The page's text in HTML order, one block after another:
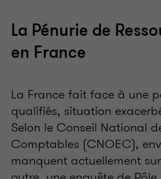
La Pénurie de
en France
La France fait face à une
qualifiés, situation
Selon le Conseil National
Comptables (CNOEC),
manquent actuellement